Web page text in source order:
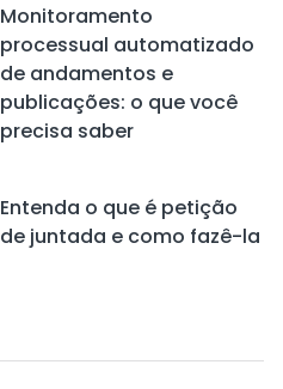
Monitoramento
processual automatizado
de andamentos e
publicações: o que você
precisa saber
Entenda o que é petição
de juntada e como fazê-la